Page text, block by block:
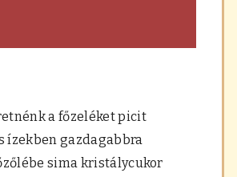
a főzeléket picit
ízekben gazdagabbra
sima kristálycukor